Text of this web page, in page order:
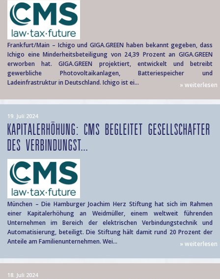
Frankfurt/Main – Ichigo und GIGA.GREEN haben bekannt gegeben, dass
Ichigo eine Minderheitsbeteiligung von 24,39 Prozent an GIGA.GREEN
erworben hat. GIGA.GREEN projektiert, entwickelt und betreibt
gewerbliche Photovoltaikanlagen, Batteriespeicher und
Ladeinfrastruktur in Deutschland. Ichigo ist ei...
» weiterlesen
19. Juli 2024
KAPITALERHÖHUNG: CMS BEGLEITET GESELLSCHAFTER
DES VERBINDUNGST...
München – Die Hamburger Joachim Herz Stiftung hat sich im Rahmen
einer Kapitalerhöhung an Weidmüller, einem weltweit führenden
Unternehmen im Bereich der elektrischen Verbindungstechnik und
Automatisierung, beteiligt. Die Stiftung hält damit rund 20 Prozent der
Anteile am Familienunternehmen. Wei...
» weiterlesen
18. Juli 2024